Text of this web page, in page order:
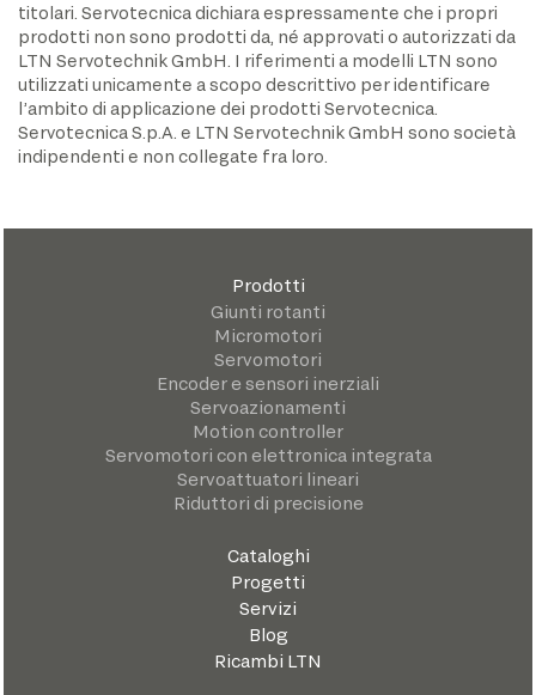
titolari. Servotecnica dichiara espressamente che i propri
prodotti non sono prodotti da, né approvati o autorizzati da
LTN Servotechnik GmbH. I riferimenti a modelli LTN sono
utilizzati unicamente a scopo descrittivo per identificare
l’ambito di applicazione dei prodotti Servotecnica.
Servotecnica S.p.A. e LTN Servotechnik GmbH sono società
indipendenti e non collegate fra loro.
Prodotti
Giunti rotanti
Micromotori
Servomotori
Encoder e sensori inerziali
Servoazionamenti
Motion controller
Servomotori con elettronica integrata
Servoattuatori lineari
Riduttori di precisione
Cataloghi
Progetti
Servizi
Blog
Ricambi LTN